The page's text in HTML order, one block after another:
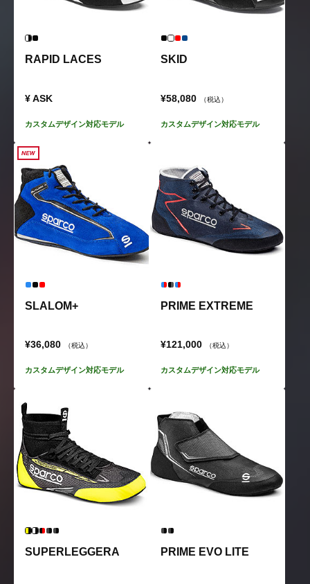
RAPID LACES
¥ ASK
カスタムデザイン対応モデル
SKID
¥58,080 （税込）
カスタムデザイン対応モデル
SLALOM+
¥36,080 （税込）
カスタムデザイン対応モデル
PRIME EXTREME
¥121,000 （税込）
カスタムデザイン対応モデル
SUPERLEGGERA PRIME EVO LITE